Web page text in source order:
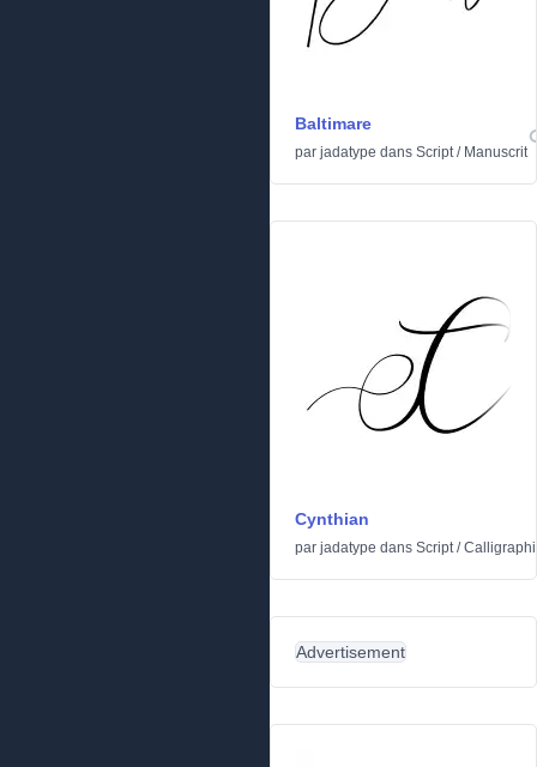
Baltimare
par jadatype dans Script/ Manuscrit
Cynthian
par jadatype dans Script/
Advertisement